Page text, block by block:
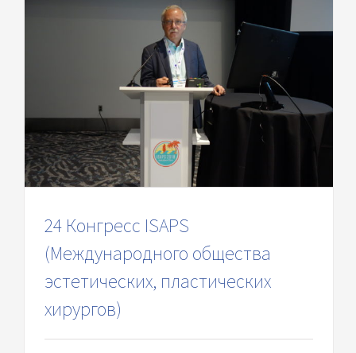
24 Конгресс ISAPS
(Международного общества
эстетических, пластических
хирургов)